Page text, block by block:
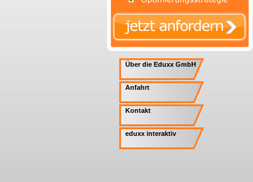
Über die Eduxx GmbH
Anfahrt
Kontakt
eduxx interaktiv